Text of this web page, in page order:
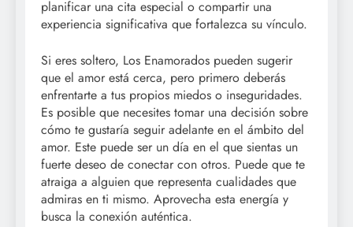
planificar una cita especial o compartir una
experiencia significativa que fortalezca su vínculo.
Si eres soltero, Los Enamorados pueden sugerir
que el amor está cerca, pero primero deberás
enfrentarte a tus propios miedos o inseguridades.
Es posible que necesites tomar una decisión sobre
cómo te gustaría seguir adelante en el ámbito del
amor. Este puede ser un día en el que sientas un
fuerte deseo de conectar con otros. Puede que te
atraiga a alguien que representa cualidades que
admiras en ti mismo. Aprovecha esta energía y
busca la conexión auténtica.